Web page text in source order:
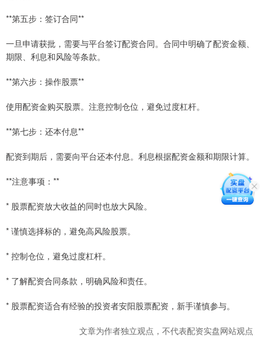
**第五步：签订合同**
一旦申请获批，需要与平台签订配资合同。合同中明确了配资金额、
期限、利息和风险等条款。
**第六步：操作股票**
使用配资金购买股票。注意控制仓位，避免过度杠杆。
**第七步：还本付息**
配资到期后，需要向平台还本付息。利息根据配资金额和期限计算。
**注意事项：**
* 股票配资放大收益的同时也放大风险。
* 谨慎选择标的，避免高风险股票。
* 控制仓位，避免过度杠杆。
* 了解配资合同条款，明确风险和责任。
* 股票配资适合有经验的投资者安阳股票配资，新手谨慎参与。
文章为作者独立观点，不代表配资实盘网站观点